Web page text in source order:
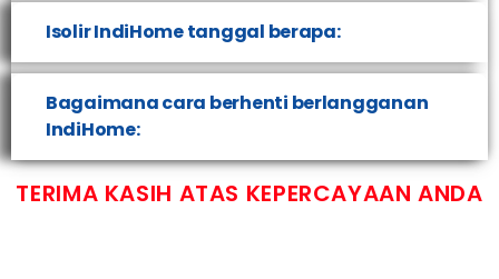
Isolir IndiHome tanggal berapa:
Bagaimana cara berhenti berlangganan
IndiHome:
TERIMA KASIH ATAS KEPERCAYAAN ANDA